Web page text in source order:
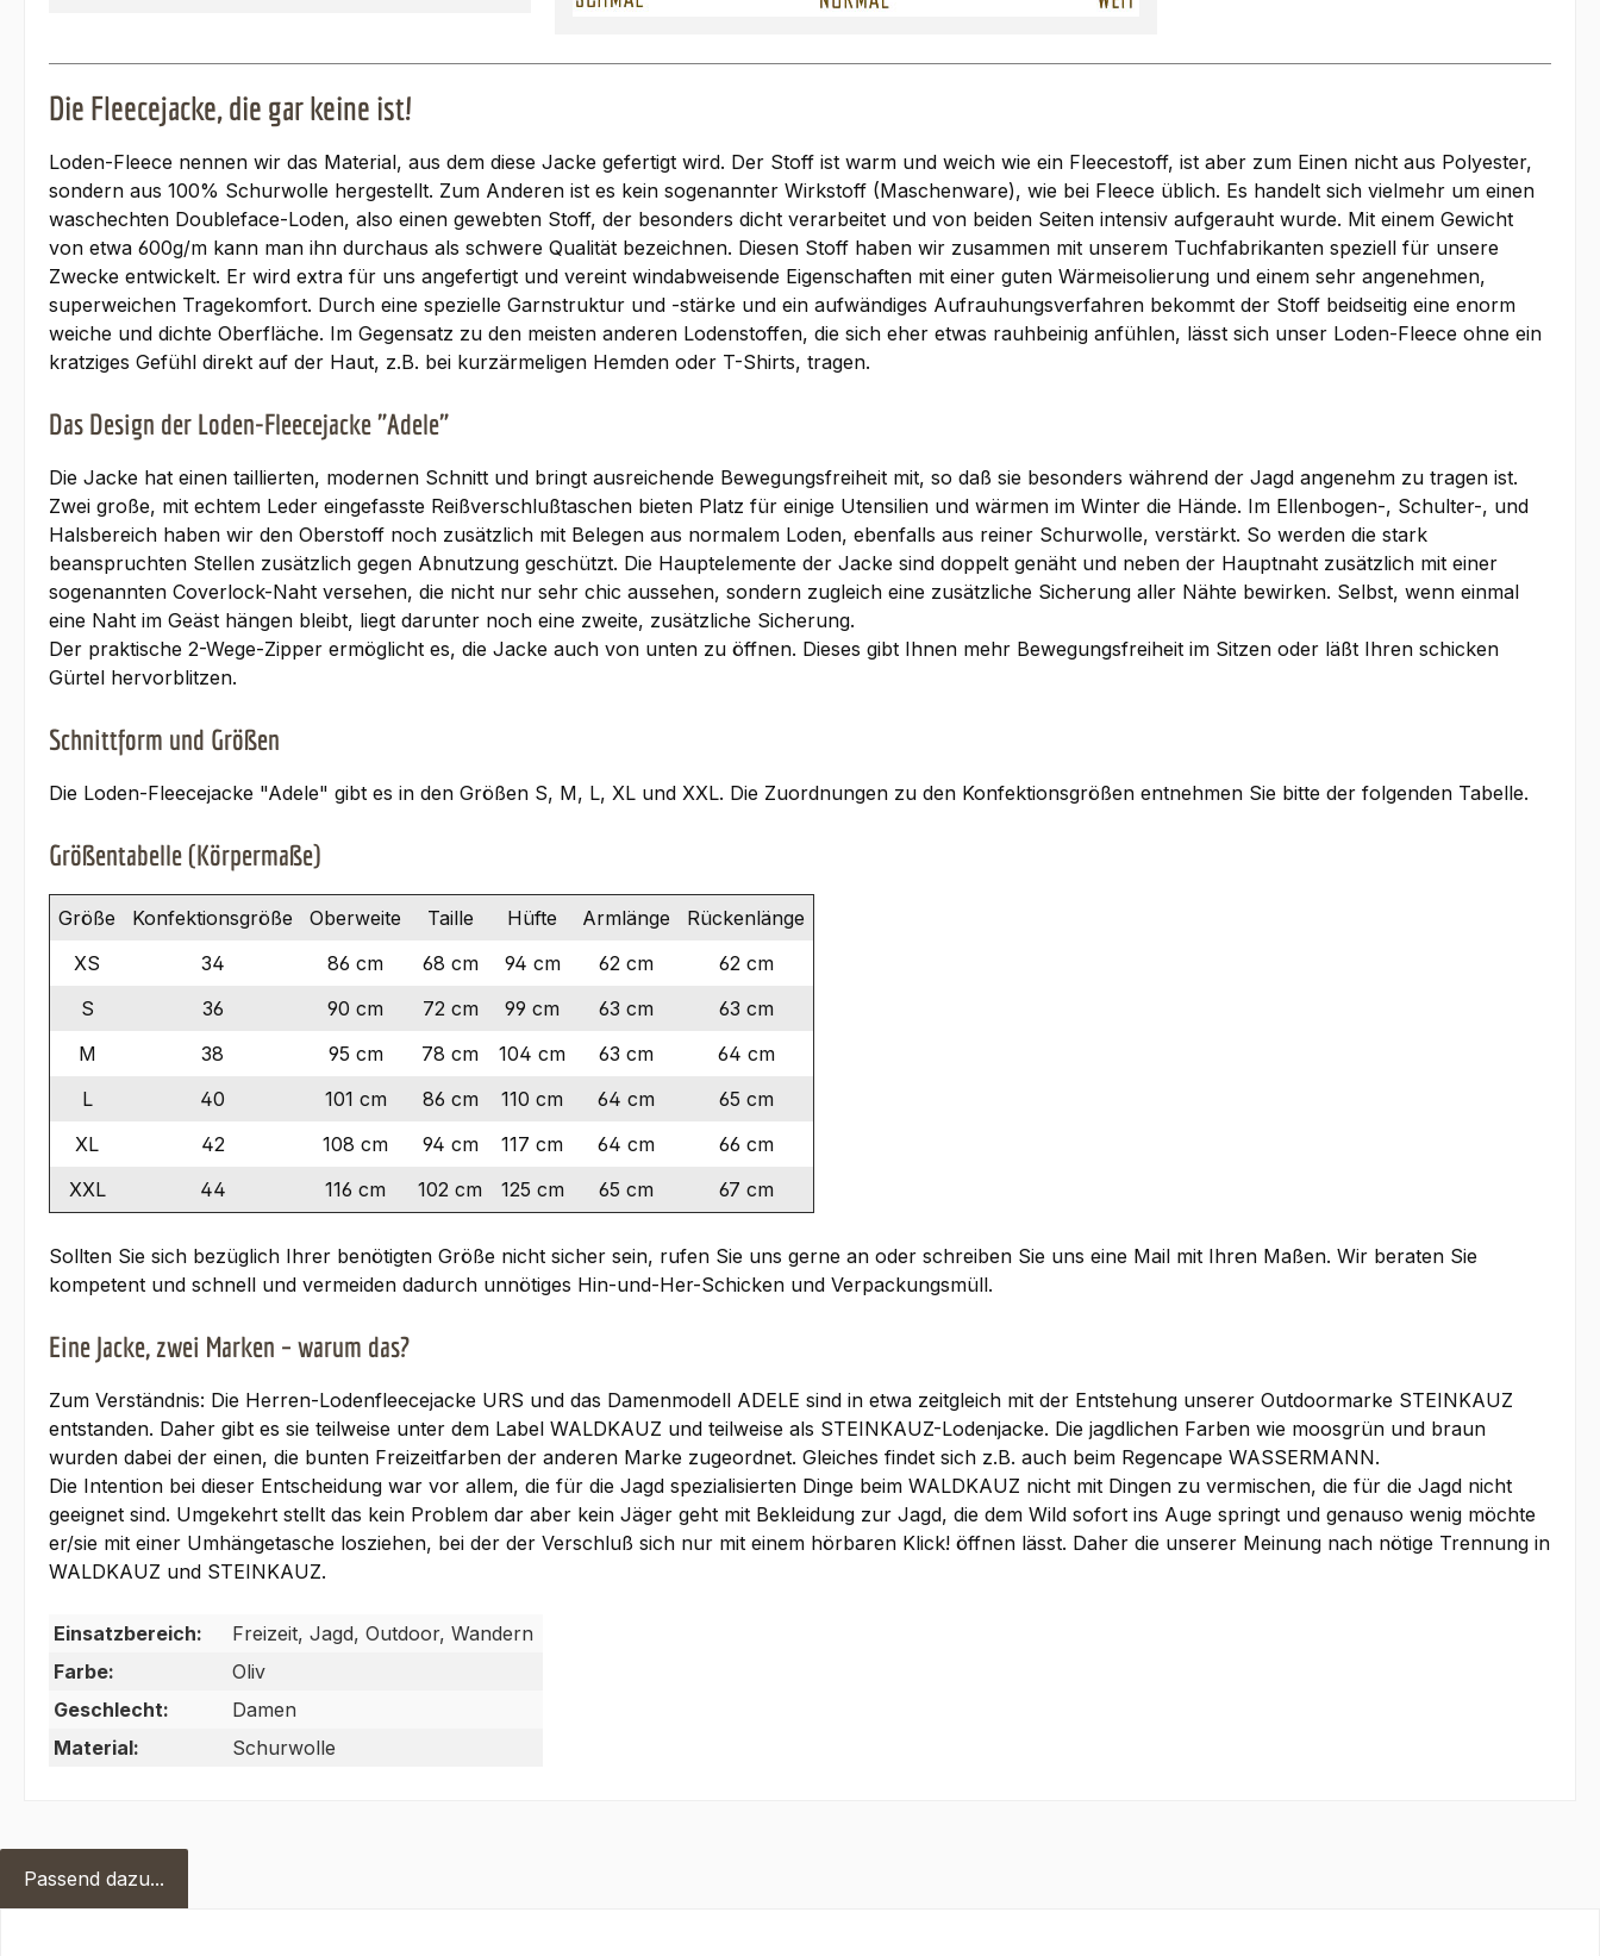
Die Fleecejacke, die gar keine ist!
Loden-Fleece nennen wir das Material, aus dem diese Jacke gefertigt wird. Der Stoff ist warm und weich wie ein Fleecestoff, ist aber zum Einen nicht aus Polyester,
sondern aus 100% Schurwolle hergestellt. Zum Anderen ist es kein sogenannter Wirkstoff (Maschenware), wie bei Fleece üblich. Es handelt sich vielmehr um einen
waschechten Doubleface-Loden, also einen gewebten Stoff, der besonders dicht verarbeitet und von beiden Seiten intensiv aufgerauht wurde. Mit einem Gewicht
von etwa 600g/m kann man ihn durchaus als schwere Qualität bezeichnen. Diesen Stoff haben wir zusammen mit unserem Tuchfabrikanten speziell für unsere
Zwecke entwickelt. Er wird extra für uns angefertigt und vereint windabweisende Eigenschaften mit einer guten Wärmeisolierung und einem sehr angenehmen,
superweichen Tragekomfort. Durch eine spezielle Garnstruktur und -stärke und ein aufwändiges Aufrauhungsverfahren bekommt der Stoff beidseitig eine enorm
weiche und dichte Oberfläche. Im Gegensatz zu den meisten anderen Lodenstoffen, die sich eher etwas rauhbeinig anfühlen, lässt sich unser Loden-Fleece ohne ein
kratziges Gefühl direkt auf der Haut, z.B. bei kurzärmeligen Hemden oder T-Shirts, tragen.
Das Design der Loden-Fleecejacke "Adele"
Die Jacke hat einen taillierten, modernen Schnitt und bringt ausreichende Bewegungsfreiheit mit, so daß sie besonders während der Jagd angenehm zu tragen ist.
Zwei große, mit echtem Leder eingefasste Reißverschlußtaschen bieten Platz für einige Utensilien und wärmen im Winter die Hände. Im Ellenbogen-, Schulter-, und
Halsbereich haben wir den Oberstoff noch zusätzlich mit Belegen aus normalem Loden, ebenfalls aus reiner Schurwolle, verstärkt. So werden die stark
beanspruchten Stellen zusätzlich gegen Abnutzung geschützt. Die Hauptelemente der Jacke sind doppelt genäht und neben der Hauptnaht zusätzlich mit einer
sogenannten Coverlock-Naht versehen, die nicht nur sehr chic aussehen, sondern zugleich eine zusätzliche Sicherung aller Nähte bewirken. Selbst, wenn einmal
eine Naht im Geäst hängen bleibt, liegt darunter noch eine zweite, zusätzliche Sicherung.
Der praktische 2-Wege-Zipper ermöglicht es, die Jacke auch von unten zu öffnen. Dieses gibt Ihnen mehr Bewegungsfreiheit im Sitzen oder läßt Ihren schicken
Gürtel hervorblitzen.
Schnittform und Größen
Die Loden-Fleecejacke "Adele" gibt es in den Größen S, M, L, XL und XXL. Die Zuordnungen zu den Konfektionsgrößen entnehmen Sie bitte der folgenden Tabelle.
Größentabelle (Körpermaße)
Größe Konfektionsgröße Oberweite Taille Hüfte Armlänge
Rückenlänge
XS
34 86 cm 68 cm 94 cm 62 cm
62 cm
S
36 90 cm 72 cm 99 cm 63 cm
63 cm
M
38 95 cm 78 cm 104 cm 63 cm
64 cm
L
40 101 cm 86 cm 110 cm 64 cm
65 cm
XL
42 108 cm 94 cm 117 cm 64 cm
66 cm
XXL
44 116 cm 102 cm 125 cm 65 cm 67 cm
Sollten Sie sich bezüglich Ihrer benötigten Größe nicht sicher sein, rufen Sie uns gerne an oder schreiben Sie uns eine Mail mit Ihren Maßen. Wir beraten Sie
kompetent und schnell und vermeiden dadurch unnötiges Hin-und-Her-Schicken und Verpackungsmüll.
Eine Jacke, zwei Marken – warum das?
Zum Verständnis: Die Herren-Lodenfleecejacke URS und das Damenmodell ADELE sind in etwa zeitgleich mit der Entstehung unserer Outdoormarke STEINKAUZ
entstanden. Daher gibt es sie teilweise unter dem Label WALDKAUZ und teilweise als STEINKAUZ-Lodenjacke. Die jagdlichen Farben wie moosgrün und braun
wurden dabei der einen, die bunten Freizeitfarben der anderen Marke zugeordnet. Gleiches findet sich z.B. auch beim Regencape WASSERMANN.
Die Intention bei dieser Entscheidung war vor allem, die für die Jagd spezialisierten Dinge beim WALDKAUZ nicht mit Dingen zu vermischen, die für die Jagd nicht
geeignet sind. Umgekehrt stellt das kein Problem dar aber kein Jäger geht mit Bekleidung zur Jagd, die dem Wild sofort ins Auge springt und genauso wenig möchte
er/sie mit einer Umhängetasche losziehen, bei der der Verschluß sich nur mit einem hörbaren Klick! öffnen lässt. Daher die unserer Meinung nach nötige Trennung in
WALDKAUZ und STEINKAUZ.
Einsatzbereich:
Freizeit, Jagd, Outdoor, Wandern
Farbe:
Oliv
Geschlecht:
Damen
Material:
Schurwolle
Passend dazu...